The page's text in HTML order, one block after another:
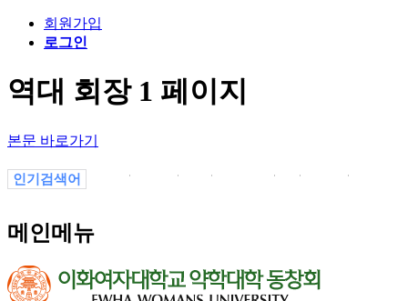
회원가입
로그인
역대 회장 1 페이지
본문 바로가기
인기검색어
메인메뉴